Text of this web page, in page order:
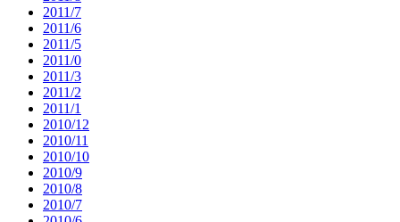
2011/7
2011/6
2011/5
2011/0
2011/3
2011/2
2011/1
2010/12
2010/11
2010/10
2010/9
2010/8
2010/7